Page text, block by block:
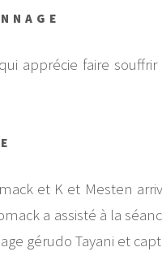
apprécie faire
et K et Mesten
a assisté à la
gérudo Tayani et